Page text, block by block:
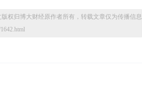
权归博大财经原作者所有，转载文章仅为传播信息